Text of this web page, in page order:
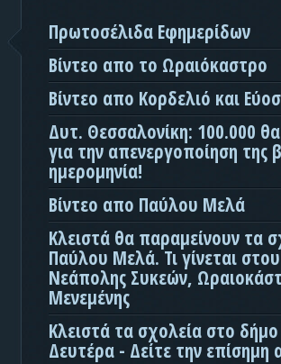
Πρωτοσέλιδα Εφημερίδων
Βίντεο απο το Ωραιόκαστρο
Βίντεο απο Κορδελιό και
Δυτ. Θεσσαλονίκη: 100.000
για την απενεργοποίηση της
ημερομηνία!
Βίντεο απο Παύλου Μελά
Κλειστά θα παραμείνουν τα
Παύλου Μελά. Τι γίνεται
Νεάπολης Συκεών,
Μενεμένης
Κλειστά τα σχολεία στο
Δευτέρα - Δείτε την επίσημη